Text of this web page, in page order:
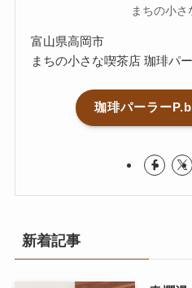
まちの小さ
富山県高岡市
まちの小さな喫茶店 珈琲パ
珈琲パーラー
新着記事